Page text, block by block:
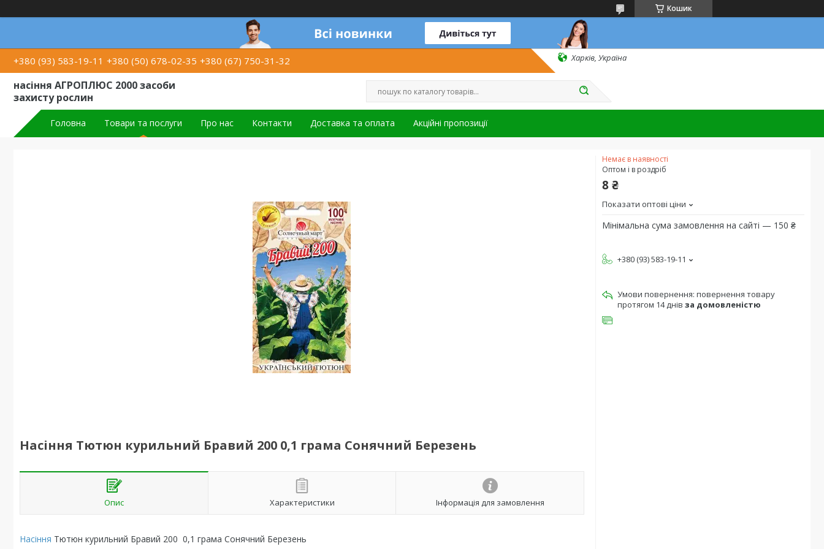
Кошик
+380 (93) 583-19-11 +380 (50) 678-02-35 +380 (67) 750-31-32 Харків, Україна
насіння АГРОПЛЮС 2000 засоби
захисту рослин
Головна Товари та послуги Про нас Контакти Доставка та оплата Акційні пропозиції
Насіння Тютюн курильний Бравий 200 0,1 грама Сонячний Березень
Опис Характеристики Інформація для замовлення
Насіння Тютюн курильний Бравий 200 0,1 грама Сонячний Березень
Немає в наявності
Оптом і в роздріб
8 ₴
Показати оптові ціни
Мінімальна сума замовлення на сайті — 150 ₴
+380 (93) 583-19-11
повернення товару
протягом 14 днів за домовленістю